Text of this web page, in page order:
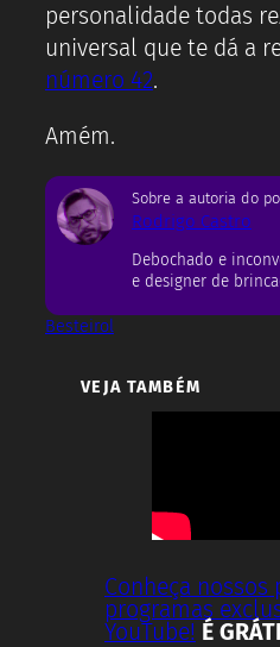
personalidade todas
universal que te dá a
número 42.
Amém.
Sobre a autoria do
Rodrigo Castro
Debochado e
e designer de
Besteirol
VEJA TAMBÉM
Conheça nossos
programas
YouTube! É